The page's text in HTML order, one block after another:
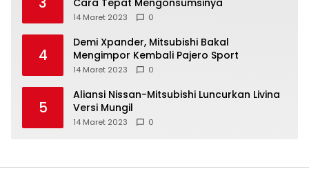
Cara Tepat Mengonsumsinya
14 Maret 2023 0
4
Demi Xpander, Mitsubishi Bakal
Mengimpor Kembali Pajero Sport
14 Maret 2023 0
5
Aliansi Nissan-Mitsubishi Luncurkan Livina
Versi Mungil
14 Maret 2023 0